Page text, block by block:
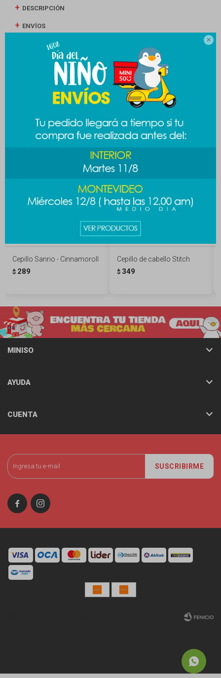

DESCRIPCIÓN
ENVÍOS
CAMBIOS Y DEVOLUCIONES
MEDIOS DE PAGO
Productos que te pueden interesar
Cepillo Sanrio - Cinnamoroll
$ 289
Cepillo de cabello Stitch
$ 349
SUSCRIBIRME
 
MINISO
AYUDA
CUENTA